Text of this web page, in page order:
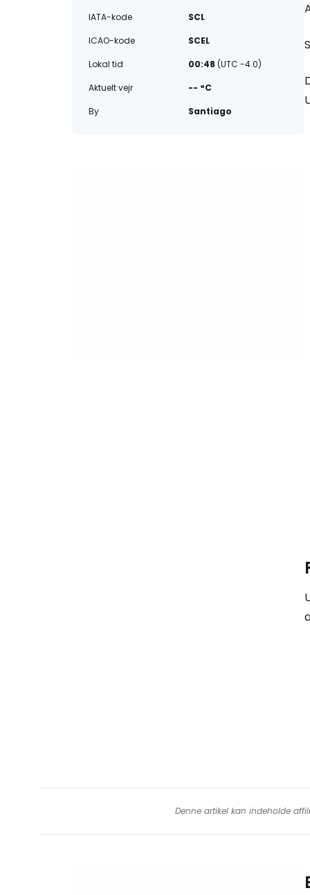
IATA-kode
SCL
ICAO-kode
SCEL
Lokal tid
00:48 (UTC -4.0)
Aktuelt vejr
-- °C
By
Santiago
Denne artikel kan indeholde